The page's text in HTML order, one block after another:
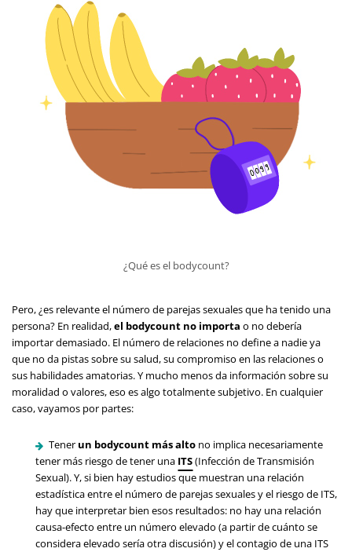
¿Qué es el bodycount?
Pero, ¿es relevante el número de parejas sexuales que ha tenido una
persona? En realidad,el bodycount no importa o no debería
importar demasiado. El número de relaciones no define a nadie ya
que no da pistas sobre su salud, su compromiso en las relaciones o
sus habilidades amatorias. Y mucho menos da información sobre su
moralidad o valores, eso es algo totalmente subjetivo. En cualquier
caso, vayamos por partes:
Tener un bodycount más alto no implica necesariamente
tener más riesgo de tener una ITS(Infección de Transmisión
Sexual). Y, si bien hay estudios que muestran una relación
estadística entre el número de parejas sexuales y el riesgo de ITS,
hay que interpretar bien esos resultados: no hay una relación
causa-efecto entre un número elevado (a partir de cuánto se
considera elevado sería otra discusión) y el contagio de una ITS